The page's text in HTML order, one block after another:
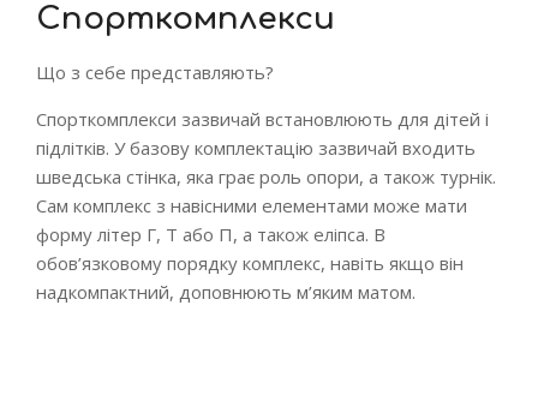
Спорткомплекси
Що з себе представляють?
Спорткомплекси зазвичай встановлюють для дітей і
підлітків. У базову комплектацію зазвичай входить
шведська стінка, яка грає роль опори, а також турнік.
Сам комплекс з навісними елементами може мати
форму літер Г, Т або П, а також еліпса. В
обов’язковому порядку комплекс, навіть якщо він
надкомпактний, доповнюють м’яким матом.